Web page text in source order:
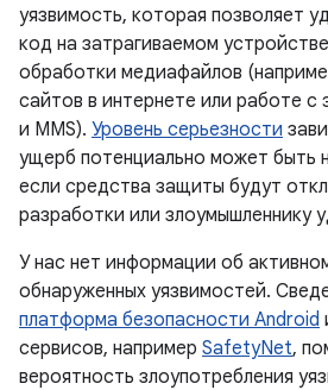
уязвимость, которая позволяет
код на затрагиваемом
обработки медиафайлов
сайтов в интернете или работе с
и MMS). Уровень серьезности
ущерб потенциально может быть
если средства защиты будут
разработки или злоумышленнику
У нас нет информации об
обнаруженных уязвимостей.
платформа безопасности Android
сервисов, например SafetyNet,
вероятность злоупотребления